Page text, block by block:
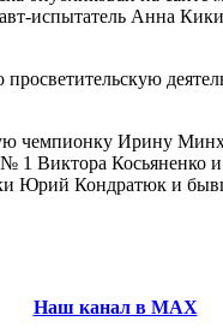
испытатель Анна
чемпионку Ирину
1 Виктора
Юрий Кондратюк и
Наш канал в МАХ